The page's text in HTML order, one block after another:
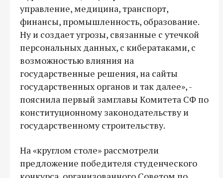
управление, медицина, транспорт,
финансы, промышленность, образование.
Ну и создает угрозы, связанные с утечкой
персональных данных, с кибератаками, с
возможностью влияния на
государственные решения, на сайты
государственных органов и так далее», -
пояснила первый замглавы Комитета СФ по
конституционному законодательству и
государственному строительству.
На «круглом столе» рассмотрели
предложение победителя студенческого